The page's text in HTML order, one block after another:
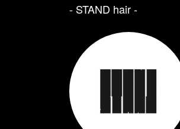
- STAND hair ‐